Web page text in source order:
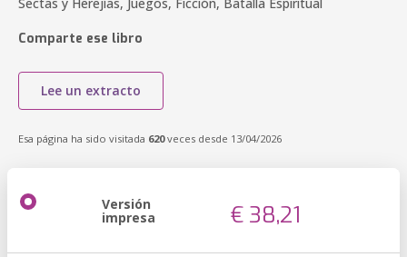
Comparte ese libro
Lee un extracto
Esa página ha sido visitada 620veces desde 13/04/2026
Versión
impresa € 38,21